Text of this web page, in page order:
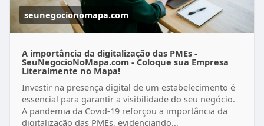
seunegocionomapa.com
A importância da digitalização das PMEs -
SeuNegocioNoMapa.com - Coloque sua Empresa
Literalmente no Mapa!
Investir na presença digital de um estabelecimento é
essencial para garantir a visibilidade do seu negócio.
A pandemia da Covid-19 reforçou a importância da
digitalização das PMEs, evidenciando...